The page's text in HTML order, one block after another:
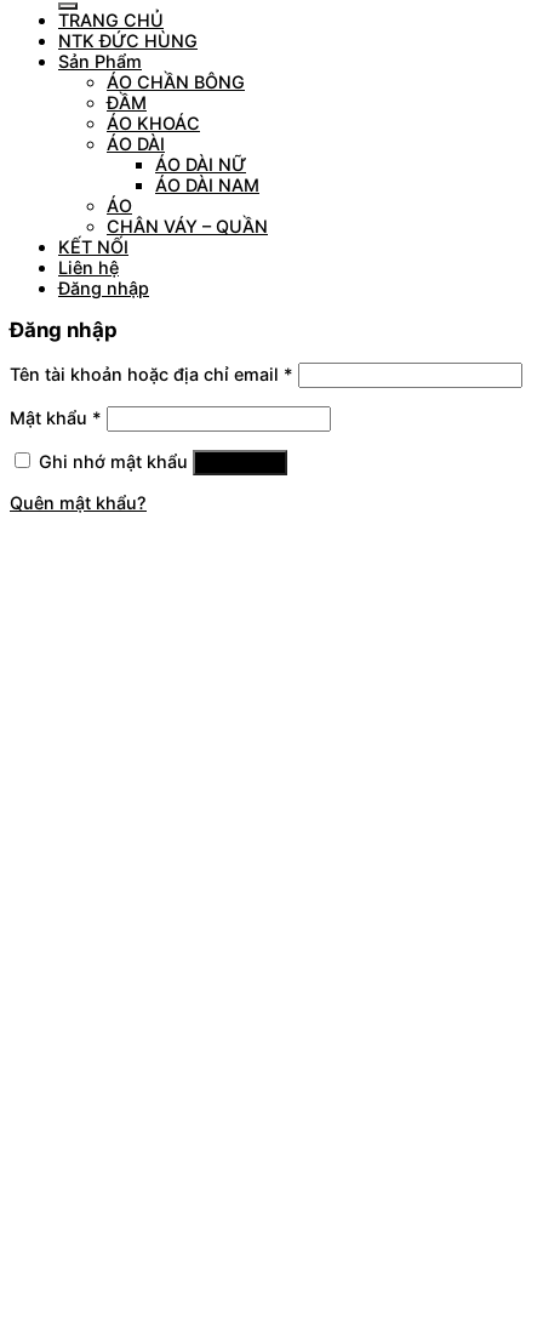
TRANG CHỦ
NTK ĐỨC HÙNG
Sản Phẩm
ÁO CHẦN BÔNG
ĐẦM
ÁO KHOÁC
ÁO DÀI
ÁO DÀI NỮ
ÁO DÀI NAM
ÁO
CHÂN VÁY – QUẦN
KẾT NỐI
Liên hệ
Đăng nhập
Đăng nhập
Tên tài khoản hoặc địa chỉ email *
Mật khẩu *
Ghi nhớ mật khẩu
Quên mật khẩu?